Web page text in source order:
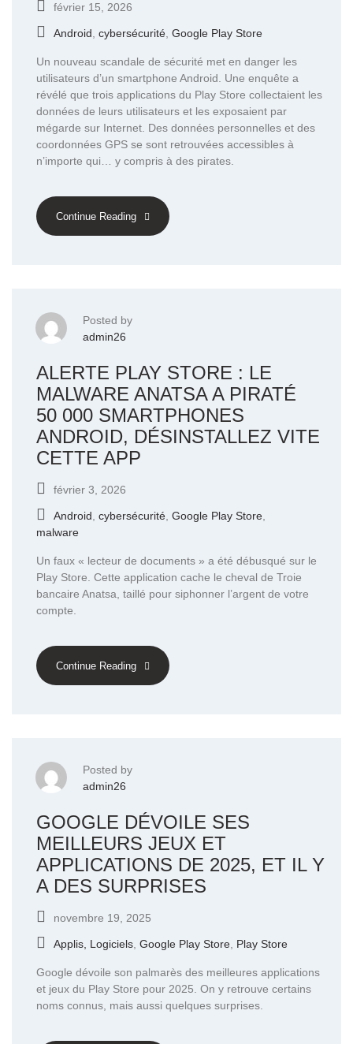
février 15, 2026
Android cybersécurité Google Play Store
Un nouveau scandale de sécurité met en danger les
utilisateurs d’un smartphone Android. Une enquête a
révélé que trois applications du Play Store collectaient les
données de leurs utilisateurs et les exposaient par
mégarde sur Internet. Des données personnelles et des
coordonnées GPS se sont retrouvées accessibles à
n’importe qui… y compris à des pirates.
Continue Reading
Posted by
admin26
ALERTE PLAY STORE : LE
MALWARE ANATSA A PIRATÉ
50 000 SMARTPHONES
ANDROID, DÉSINSTALLEZ VITE
CETTE APP
février 3, 2026
Android, cybersécurité, Google Play Store,
malware
Un faux « lecteur de documents » a été débusqué sur le
Play Store. Cette application cache le cheval de Troie
bancaire Anatsa, taillé pour siphonner l’argent de votre
compte.
Continue Reading
Posted by
admin26
GOOGLE DÉVOILE SES
MEILLEURS JEUX ET
APPLICATIONS DE 2025, ET IL Y
A DES SURPRISES
novembre 19, 2025
Applis, Logiciels, Google Play Store, Play Store
Google dévoile son palmarès des meilleures applications
et jeux du Play Store pour 2025. On y retrouve certains
noms connus, mais aussi quelques surprises.